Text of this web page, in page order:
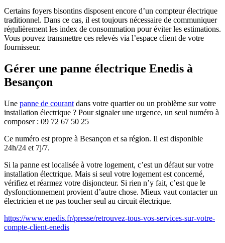
Certains foyers bisontins disposent encore d’un compteur électrique
traditionnel. Dans ce cas, il est toujours nécessaire de communiquer
régulièrement les index de consommation pour éviter les estimations.
Vous pouvez transmettre ces relevés via l’espace client de votre
fournisseur.
Gérer une panne électrique Enedis à
Besançon
Une panne de courant dans votre quartier ou un problème sur votre
installation électrique ? Pour signaler une urgence, un seul numéro à
composer :​ 09 72 67 50 25
Ce numéro est propre à Besançon et sa région. Il est disponible
24h/24 et 7j/7.
Si la panne est localisée à votre logement, c’est un défaut sur votre
installation électrique. Mais si seul votre logement est concerné,
vérifiez et réarmez votre disjoncteur. Si rien n’y fait, c’est que le
dysfonctionnement provient d’autre chose. Mieux vaut contacter un
électricien et ne pas toucher seul au circuit électrique.
https://www.enedis.fr/presse/retrouvez-tous-vos-services-sur-votre-
compte-client-enedis